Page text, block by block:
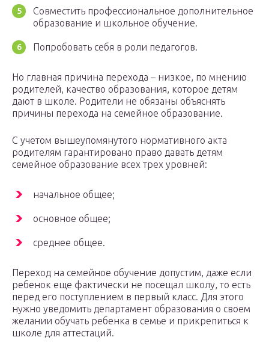
Совместить профессиональное дополнительное
образование и школьное обучение.
Попробовать себя в роли педагогов.
Но главная причина перехода – низкое, по мнению
родителей, качество образования, которое детям
дают в школе. Родители не обязаны объяснять
причины перехода на семейное образование.
С учетом вышеупомянутого нормативного акта
родителям гарантировано право давать детям
семейное образование всех трех уровней:
начальное общее;
основное общее;
среднее общее.
Переход на семейное обучение допустим, даже если
ребенок еще фактически не посещал школу, то есть
перед его поступлением в первый класс. Для этого
нужно уведомить департамент образования о своем
желании обучать ребенка в семье и прикрепиться к
школе для аттестаций.